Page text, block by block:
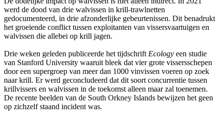
werd de dood van drie walvissen in krill-trawlnetten
gedocumenteerd, in drie afzonderlijke gebeurtenissen. Dit benadrukt
het groeiende conflict tussen exploitanten van vissersvaartuigen en
walvissen die allebei op krill jagen.
Drie weken geleden publiceerde het tijdschrift Ecology een studie
van Stanford University waaruit bleek dat vier grote vissersschepen
door een supergroep van meer dan 1000 vinvissen voeren op zoek
naar krill. Er werd geconcludeerd dat dit soort concurrentie tussen
krillvissers en walvissen in de toekomst alleen maar zal toenemen.
De recente beelden van de South Orkney Islands bewijzen het geen
op zichzelf staand incident was.